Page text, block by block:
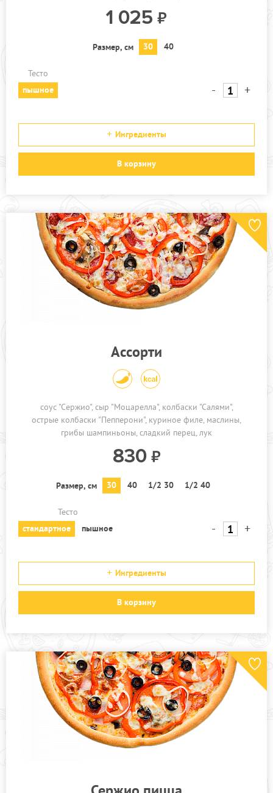
1 025
Размер, см 30 40
Тесто
пышное
- +
Ингредиенты
В корзину
Ассорти
соус "Сержио" сыр "Моцарелла" колбаски "Салями"
острые колбаски "Пепперони" куриное филе маслины
грибы шампиньоны сладкий перец лук
830
Размер, см 30 40 1/2 30 1/2 40
Тесто
стандартное
пышное - +
Ингредиенты
В корзину